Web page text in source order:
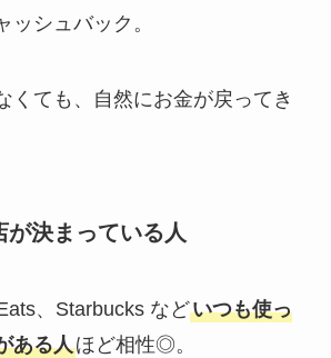
ッシュバック。
くても、自然にお金が戻ってき
が決まっている人
、Starbucks などいつも使っ
ある人ほど相性◎。